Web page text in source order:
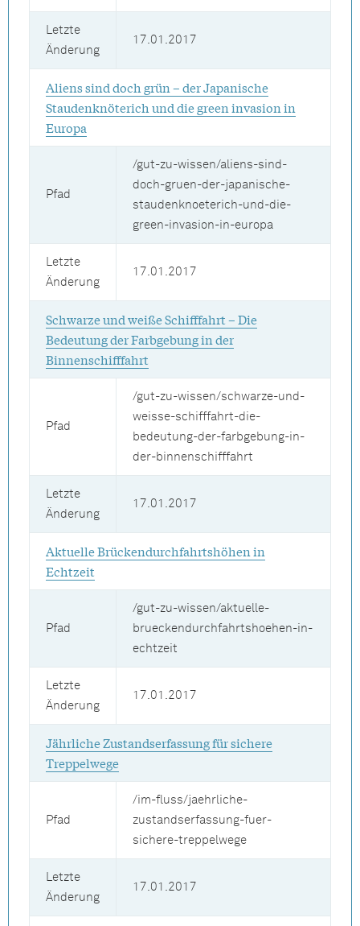
Letzte
Änderung
17.01.2017
Aliens sind doch grün – der Japanische
Staudenknöterich und die green invasion in
Europa
Pfad
/gut-zu-wissen/aliens-sind-
doch-gruen-der-japanische-
staudenknoeterich-und-die-
green-invasion-in-europa
Letzte
Änderung
17.01.2017
Schwarze und weiße Schifffahrt – Die
Bedeutung der Farbgebung in der
Binnenschifffahrt
Pfad
/gut-zu-wissen/schwarze-und-
weisse-schifffahrt-die-
bedeutung-der-farbgebung-in-
der-binnenschifffahrt
Letzte
Änderung
17.01.2017
Aktuelle Brückendurchfahrtshöhen in
Echtzeit
Pfad
/gut-zu-wissen/aktuelle-
brueckendurchfahrtshoehen-in-
echtzeit
Letzte
Änderung
17.01.2017
Jährliche Zustandserfassung für sichere
Treppelwege
Pfad
/im-fluss/jaehrliche-
zustandserfassung-fuer-
sichere-treppelwege
Letzte
Änderung
17.01.2017